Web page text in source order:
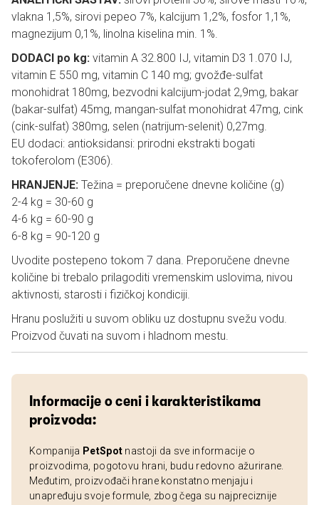
vlakna 1,5%, sirovi pepeo 7%, kalcijum 1,2%, fosfor 1,1%,
magnezijum 0,1%, linolna kiselina min. 1%.
DODACI po kg: vitamin A 32.800 IJ, vitamin D3 1.070 IJ,
vitamin E 550 mg, vitamin C 140 mg; gvožđe-sulfat
monohidrat 180mg, bezvodni kalcijum-jodat 2,9mg, bakar
(bakar-sulfat) 45mg, mangan-sulfat monohidrat 47mg, cink
(cink-sulfat) 380mg, selen (natrijum-selenit) 0,27mg.
EU dodaci: antioksidansi: prirodni ekstrakti bogati
tokoferolom (E306).
HRANJENJE: Težina = preporučene dnevne količine (g)
2-4 kg = 30-60 g
4-6 kg = 60-90 g
6-8 kg = 90-120 g
Uvodite postepeno tokom 7 dana. Preporučene dnevne
količine bi trebalo prilagoditi vremenskim uslovima, nivou
aktivnosti, starosti i fizičkoj kondiciji.
Hranu poslužiti u suvom obliku uz dostupnu svežu vodu.
Proizvod čuvati na suvom i hladnom mestu.
Informacije o ceni i karakteristikama
proizvoda:
Kompanija PetSpot nastoji da sve informacije o
proizvodima, pogotovu hrani, budu redovno ažurirane.
Međutim, proizvođači hrane konstatno menjaju i
unapređuju svoje formule, zbog čega su najpreciznije